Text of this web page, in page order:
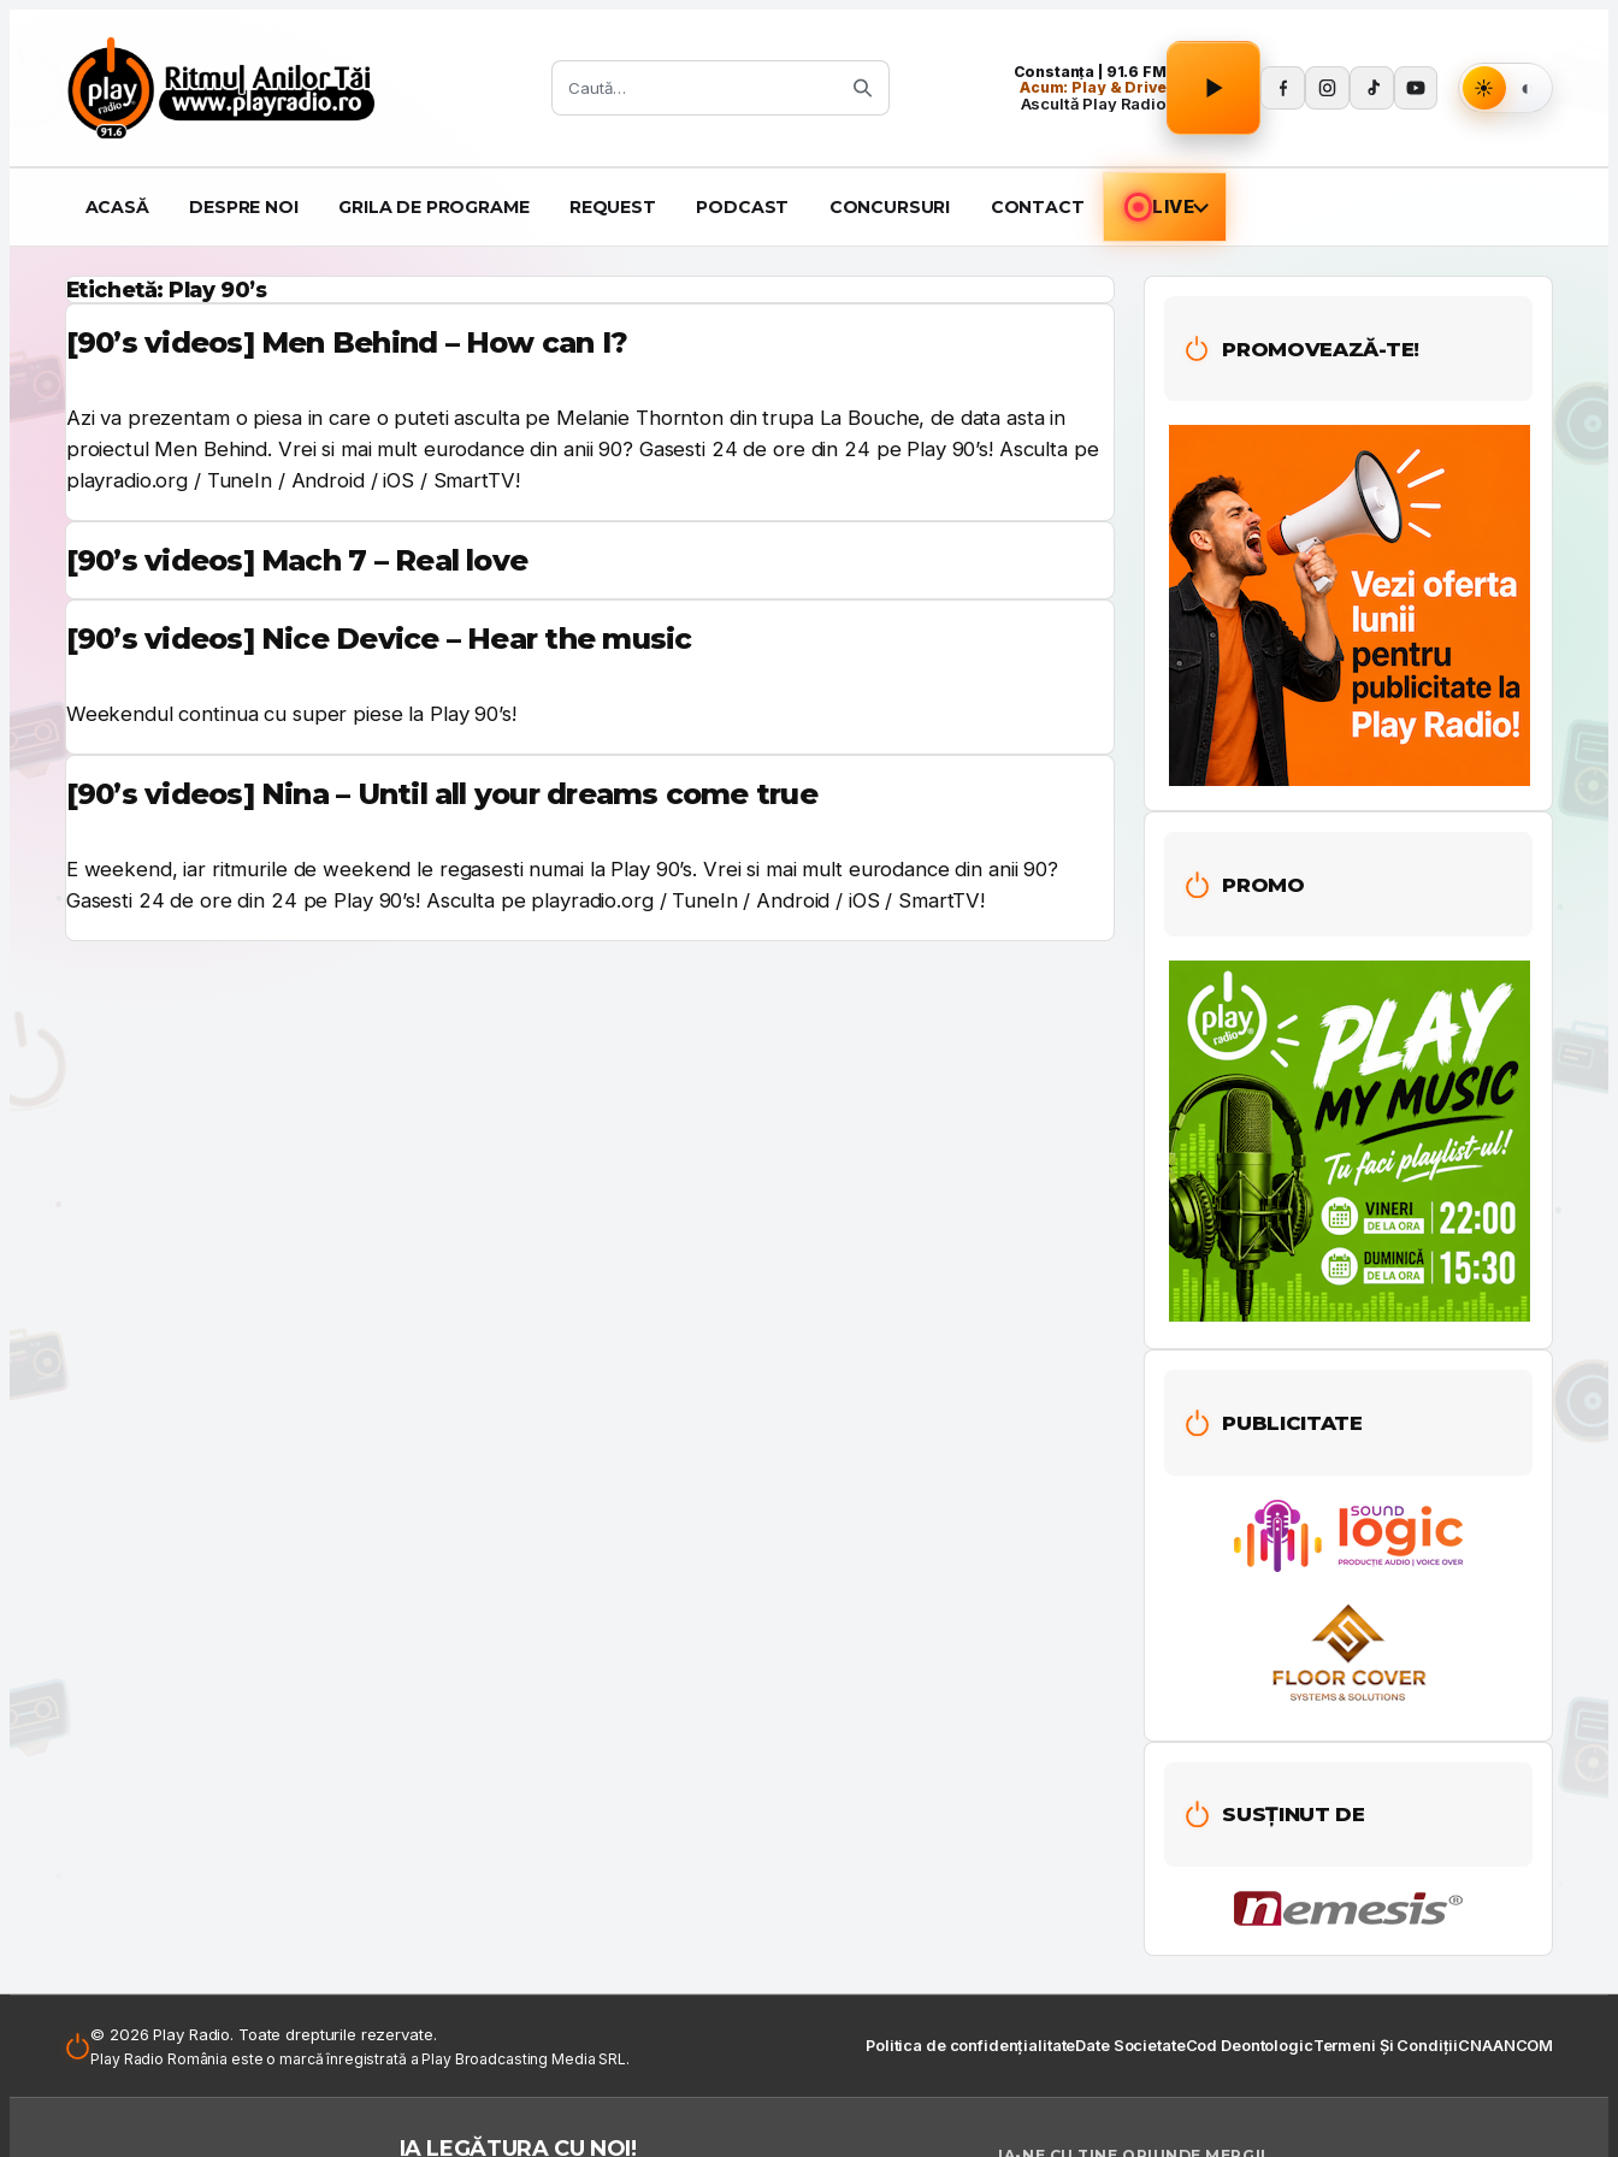
Caută:
Constanța | 91.6 FM
Acum: Play & Drive
Ascultă Play Radio
Apasă Play pentru a porni redarea.
ACASĂ DESPRE NOI GRILA DE PROGRAME REQUEST PODCAST CONCURSURI CONTACT LIVE
Etichetă: Play 90’s
[90’s videos] Men Behind – How can I?
Azi va prezentam o piesa in care o puteti asculta pe Melanie Thornton din trupa La Bouche, de data asta in
proiectul Men Behind. Vrei si mai mult eurodance din anii 90? Gasesti 24 de ore din 24 pe Play 90’s! Asculta pe
playradio.org / TuneIn / Android / iOS / SmartTV!
[90’s videos] Mach 7 – Real love
[90’s videos] Nice Device – Hear the music
Weekendul continua cu super piese la Play 90’s!
[90’s videos] Nina – Until all your dreams come true
E weekend, iar ritmurile de weekend le regasesti numai la Play 90’s. Vrei si mai mult eurodance din anii 90?
Gasesti 24 de ore din 24 pe Play 90’s! Asculta pe playradio.org / TuneIn / Android / iOS / SmartTV!
PROMOVEAZĂ-TE!
PROMO
PUBLICITATE
SUSȚINUT DE
© 2026 Play Radio. Toate drepturile rezervate.
Play Radio România este o marcă înregistrată a Play Broadcasting Media SRL.
Politica de confidențialitateDate SocietateCod DeontologicTermeni Și CondițiiCNAANCOM
IA LEGĂTURA CU NOI!